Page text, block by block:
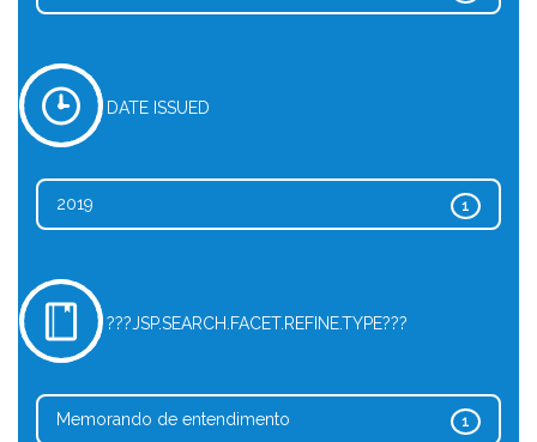
DATE ISSUED
1
2019
???JSP.SEARCH.FACET.REFINE.TYPE???
1
Memorando de entendimento